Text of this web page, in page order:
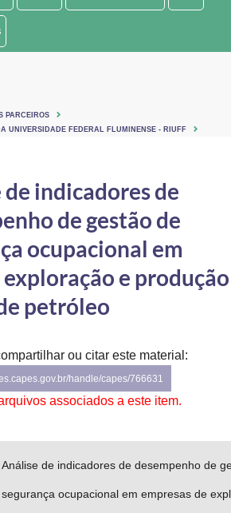
e dos Direitos Humanos
PARCEIROS
UNIVERSIDADE FEDERAL FLUMINENSE - RIUFF
indicadores de
de gestão de
ocupacional em
exploração e produção
petróleo
ou citar este material:
handle/capes/766631
associados a este item.
Análise de indicadores de desempenho de
segurança ocupacional em empresas de